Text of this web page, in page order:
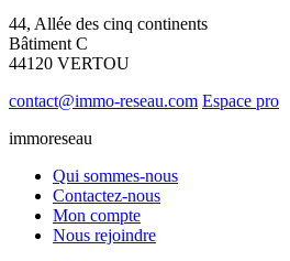
44, Allée des cinq continents
Bâtiment C
44120 VERTOU
contact@immo-reseau.com Espace pro
immoreseau
Qui sommes-nous
Contactez-nous
Mon compte
Nous rejoindre